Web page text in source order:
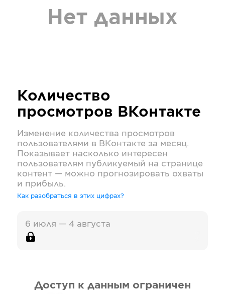
Нет данных
Количество
просмотров ВКонтакте
Изменение количества просмотров
пользователями в ВКонтакте за месяц.
Показывает насколько интересен
пользователям публикуемый на странице
контент — можно прогнозировать охваты
и прибыль.
Как разобраться в этих цифрах?
6 июля — 4 августа
Доступ к данным ограничен